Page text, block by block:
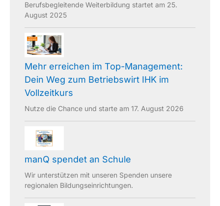
Berufsbegleitende Weiterbildung startet am 25.
August 2025
Mehr erreichen im Top-Management:
Dein Weg zum Betriebswirt IHK im
Vollzeitkurs
Nutze die Chance und starte am 17. August 2026
manQ spendet an Schule
Wir unterstützen mit unseren Spenden unsere
regionalen Bildungseinrichtungen.